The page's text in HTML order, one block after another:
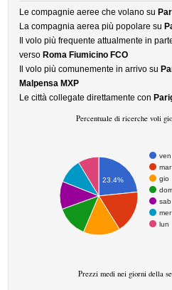
Le compagnie aeree che volano su
La compagnia aerea più popolare su
Il volo più frequente attualmente in
verso Roma Fiumicino FCO
Il volo più comunemente in arrivo su
Malpensa MXP
Le città collegate direttamente con
Percentuale di ricerche voli
ven
mar
gio
sab
mer
lun
23.4%
Prezzi medi nei giorni della